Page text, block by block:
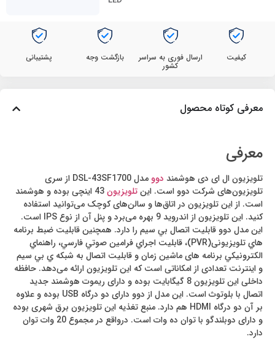
کیفیت ارسال فوری به سراسر
کشور
بازگشت وجه پشتیبانی
معرفی کوتاه محصول
معرفی
تلویزیون ال ای دی هوشمند دوو
مدل DSL-43SF1700 از سری
تلویزیون‌های شرکت دوو است. اینتلویزیون
43 اینچی بوده و هوشمند
است. از این تلویزیون در اتاق‌ها و سالن‌های کوچک می‌توانید استفاده
کنید. این تلویزیون از اندروید 9 بهره می‌برد و پنل آن از نوع IPS است.
این مدل دوو قابليت اتصال بي سيم را دارد. همچنین قابليت ضبط برنامه
هاي تلویزیونی(PVR)، قابليت اجراي فرامين صوتي فارسي، راهنماي
الكترونيكي برنامه های ماشين زمان و قابليت اتصال به شبكه ي بي سيم
و اينترنت تعدادی از امکاناتی است که این تلویزیون ارائه می‌دهد. حافظه
داخلی این تلویزیون 8 گیگابایت بوده و دارای ريموت هوشمند جديد
اتصال با بلوتوث است. این مدل از دوو دارای دو درگاه USB بوده و علاوه
بر آن دو درگاه HDMI هم دارد. منبع تغذیه این تلویزیون برق شهری بوده
و دارای دوبلندگو با توان ده وات است. درواقع در مجموع 20 وات توان
دارد.